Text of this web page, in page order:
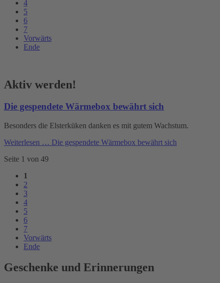
4
5
6
7
Vorwärts
Ende
Aktiv werden!
Die gespendete Wärmebox bewährt sich
Besonders die Elsterküken danken es mit gutem Wachstum.
Weiterlesen … Die gespendete Wärmebox bewährt sich
Seite 1 von 49
1
2
3
4
5
6
7
Vorwärts
Ende
Geschenke und Erinnerungen